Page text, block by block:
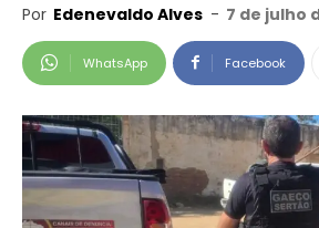
Por Edenevaldo Alves - 7 de julho
WhatsApp Facebook